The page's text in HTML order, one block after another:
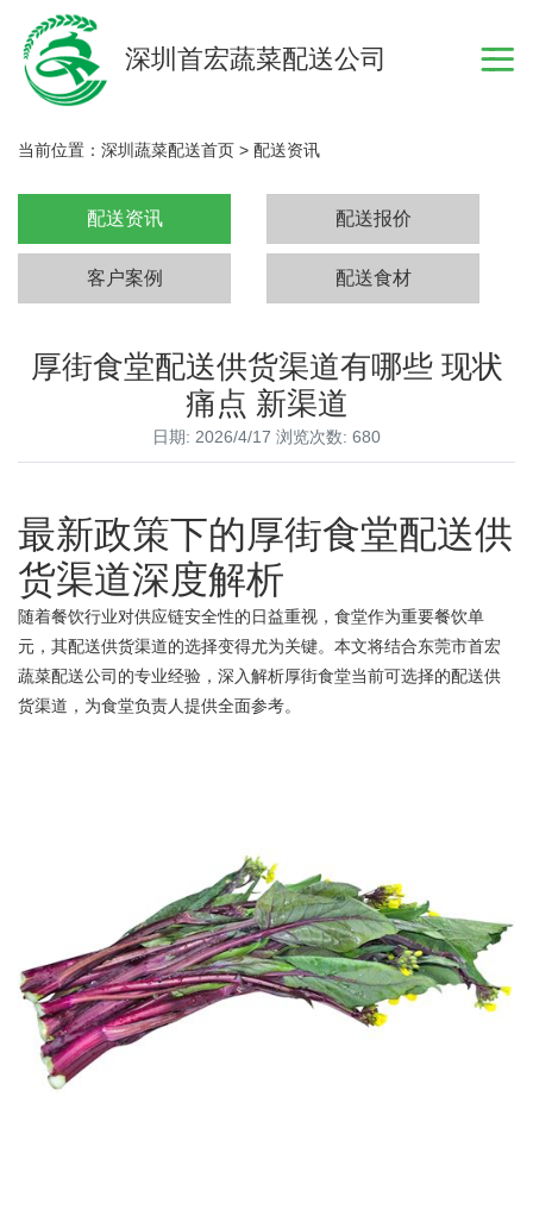
深圳首宏蔬菜配送公司
当前位置： 深圳蔬菜配送首页 > 配送资讯
配送资讯 配送报价
客户案例 配送食材
厚街食堂配送供货渠道有哪些 现状
痛点 新渠道
日期: 2026/4/17 浏览次数: 680
最新政策下的厚街食堂配送供
货渠道深度解析
随着餐饮行业对供应链安全性的日益重视，食堂作为重要餐饮单
元，其配送供货渠道的选择变得尤为关键。本文将结合东莞市首宏
蔬菜配送公司的专业经验，深入解析厚街食堂当前可选择的配送供
货渠道，为食堂负责人提供全面参考。